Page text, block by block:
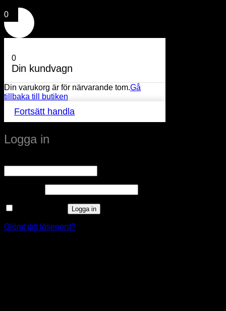
0
0
Din kundvagn
Din varukorg är för närvarande tom.Gå
tillbaka till butiken
Fortsätt handla
Logga in
Logga in
Glömt ditt lösenord?